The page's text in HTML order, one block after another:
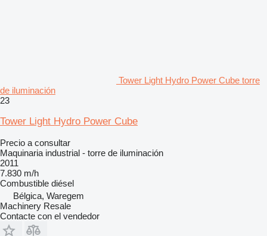
Tower Light Hydro Power Cube torre
de iluminación
23
Tower Light Hydro Power Cube
Precio a consultar
Maquinaria industrial - torre de iluminación
2011
7.830 m/h
Combustible diésel
Bélgica, Waregem
Machinery Resale
Contacte con el vendedor